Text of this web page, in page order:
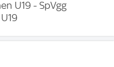
U19 - SpVgg